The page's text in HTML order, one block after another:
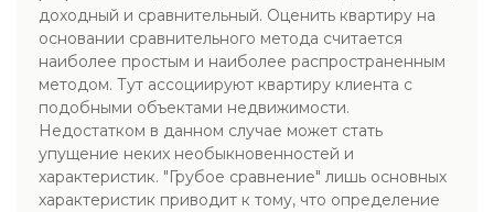
доходный и сравнительный. Оценить квартиру на
основании сравнительного метода считается
наиболее простым и наиболее распространенным
методом. Тут ассоциируют квартиру клиента с
подобными объектами недвижимости.
Недостатком в данном случае может стать
упущение неких необыкновенностей и
характеристик. "Грубое сравнение" лишь основных
характеристик приводит к тому, что определение